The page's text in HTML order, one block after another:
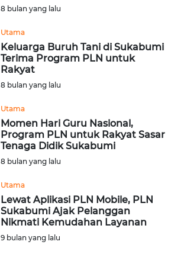
8 bulan yang lalu
Utama
Keluarga Buruh Tani di Sukabumi
Terima Program PLN untuk
Rakyat
8 bulan yang lalu
Utama
Momen Hari Guru Nasional,
Program PLN untuk Rakyat Sasar
Tenaga Didik Sukabumi
8 bulan yang lalu
Utama
Lewat Aplikasi PLN Mobile, PLN
Sukabumi Ajak Pelanggan
Nikmati Kemudahan Layanan
9 bulan yang lalu